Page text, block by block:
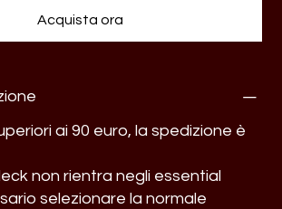
Acquista ora
ai 90 euro, la spedizione è
non rientra negli essential
selezionare la normale